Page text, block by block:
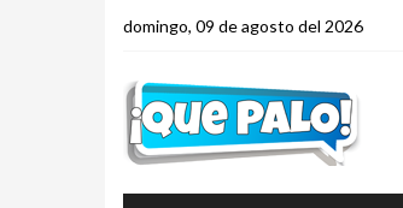
domingo, 09 de agosto del 2026